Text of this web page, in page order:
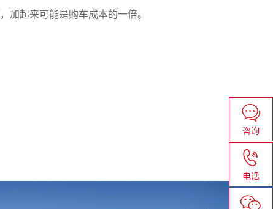
加起来可能是购车成本的一倍。
咨询
电话